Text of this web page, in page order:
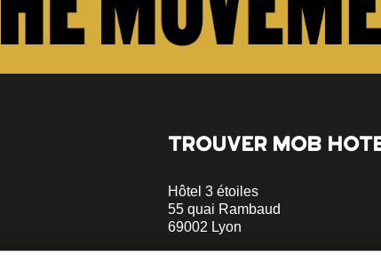
TROUVER MOB
Hôtel 3 étoiles
55 quai Rambaud
69002 Lyon